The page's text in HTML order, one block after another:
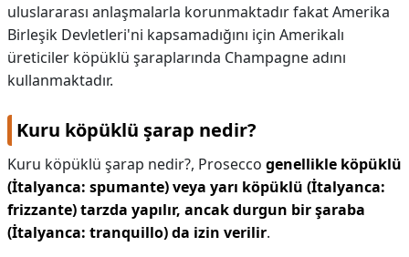
uluslararası anlaşmalarla korunmaktadır fakat Amerika
Birleşik Devletleri'ni kapsamadığını için Amerikalı
üreticiler köpüklü şaraplarında Champagne adını
kullanmaktadır.
Kuru köpüklü şarap nedir?
Kuru köpüklü şarap nedir?, Prosecco genellikle köpüklü
(İtalyanca: spumante) veya yarı köpüklü (İtalyanca:
frizzante) tarzda yapılır, ancak durgun bir şaraba
(İtalyanca: tranquillo) da izin verilir.